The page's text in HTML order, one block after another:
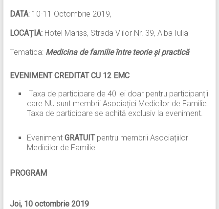
DATA: 10-11 Octombrie 2019,
LOCAȚIA:Hotel Mariss, Strada Viilor Nr. 39, Alba Iulia
Tematica: Medicina de familie între teorie și practică
EVENIMENT CREDITAT CU 12 EMC
Taxa de participare de 40 lei doar pentru participanții
care NU sunt membrii Asociației Medicilor de Familie.
Taxa de participare se achită exclusiv la eveniment.
Eveniment GRATUITpentru membrii Asociațiilor
Medicilor de Familie.
PROGRAM
Joi, 10 octombrie 2019